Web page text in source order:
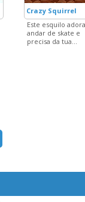
Crazy Squirrel
Este esquilo adora
andar de skate e
precisa da tua...